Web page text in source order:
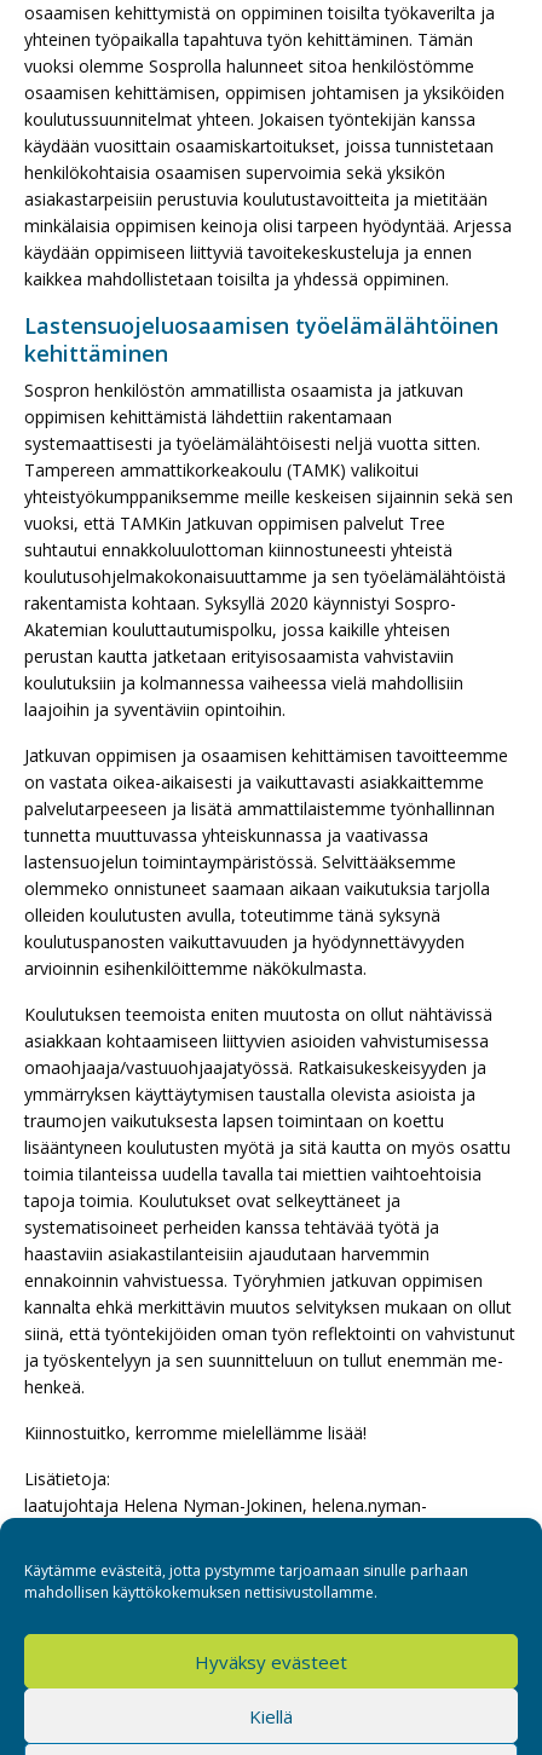
Käytämme evästeitä, jotta pystymme tarjoamaan sinulle parhaan
mahdollisen käyttökokemuksen nettisivustollamme.
Hyväksy evästeet
Kiellä
osaamisen kehittymistä on oppiminen toisilta työkaverilta ja
yhteinen työpaikalla tapahtuva työn kehittäminen. Tämän
vuoksi olemme Sosprolla halunneet sitoa henkilöstömme
osaamisen kehittämisen, oppimisen johtamisen ja yksiköiden
koulutussuunnitelmat yhteen. Jokaisen työntekijän kanssa
käydään vuosittain osaamiskartoitukset, joissa tunnistetaan
henkilökohtaisia osaamisen supervoimia sekä yksikön
asiakastarpeisiin perustuvia koulutustavoitteita ja mietitään
minkälaisia oppimisen keinoja olisi tarpeen hyödyntää. Arjessa
käydään oppimiseen liittyviä tavoitekeskusteluja ja ennen
kaikkea mahdollistetaan toisilta ja yhdessä oppiminen.
Lastensuojeluosaamisen työelämälähtöinen
kehittäminen
Sospron henkilöstön ammatillista osaamista ja jatkuvan
oppimisen kehittämistä lähdettiin rakentamaan
systemaattisesti ja työelämälähtöisesti neljä vuotta sitten.
Tampereen ammattikorkeakoulu (TAMK) valikoitui
yhteistyökumppaniksemme meille keskeisen sijainnin sekä sen
vuoksi, että TAMKin Jatkuvan oppimisen palvelut Tree
suhtautui ennakkoluulottoman kiinnostuneesti yhteistä
koulutusohjelmakokonaisuuttamme ja sen työelämälähtöistä
rakentamista kohtaan. Syksyllä 2020 käynnistyi Sospro-
Akatemian kouluttautumispolku, jossa kaikille yhteisen
perustan kautta jatketaan erityisosaamista vahvistaviin
koulutuksiin ja kolmannessa vaiheessa vielä mahdollisiin
laajoihin ja syventäviin opintoihin.
Jatkuvan oppimisen ja osaamisen kehittämisen tavoitteemme
on vastata oikea-aikaisesti ja vaikuttavasti asiakkaittemme
palvelutarpeeseen ja lisätä ammattilaistemme työnhallinnan
tunnetta muuttuvassa yhteiskunnassa ja vaativassa
lastensuojelun toimintaympäristössä. Selvittääksemme
olemmeko onnistuneet saamaan aikaan vaikutuksia tarjolla
olleiden koulutusten avulla, toteutimme tänä syksynä
koulutuspanosten vaikuttavuuden ja hyödynnettävyyden
arvioinnin esihenkilöittemme näkökulmasta.
Koulutuksen teemoista eniten muutosta on ollut nähtävissä
asiakkaan kohtaamiseen liittyvien asioiden vahvistumisessa
omaohjaaja/vastuuohjaajatyössä. Ratkaisukeskeisyyden ja
ymmärryksen käyttäytymisen taustalla olevista asioista ja
traumojen vaikutuksesta lapsen toimintaan on koettu
lisääntyneen koulutusten myötä ja sitä kautta on myös osattu
toimia tilanteissa uudella tavalla tai miettien vaihtoehtoisia
tapoja toimia. Koulutukset ovat selkeyttäneet ja
systematisoineet perheiden kanssa tehtävää työtä ja
haastaviin asiakastilanteisiin ajaudutaan harvemmin
ennakoinnin vahvistuessa. Työryhmien jatkuvan oppimisen
kannalta ehkä merkittävin muutos selvityksen mukaan on ollut
siinä, että työntekijöiden oman työn reflektointi on vahvistunut
ja työskentelyyn ja sen suunnitteluun on tullut enemmän me-
henkeä.
Kiinnostuitko, kerromme mielellämme lisää!
Lisätietoja:
laatujohtaja Helena Nyman-Jokinen, helena.nyman-